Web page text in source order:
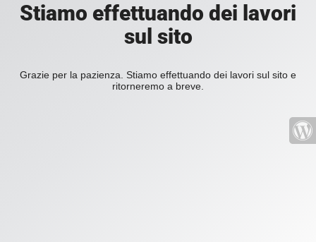
Stiamo effettuando dei lavori
sul sito
Grazie per la pazienza. Stiamo effettuando dei lavori sul sito e
ritorneremo a breve.